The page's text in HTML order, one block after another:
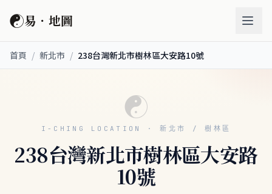
☯易．地圖
首頁 / 新北市 / 238台灣新北市樹林區大安路10號
☯
I-CHING LOCATION · 新北市 / 樹林區
238台灣新北市樹林區大安路
10號